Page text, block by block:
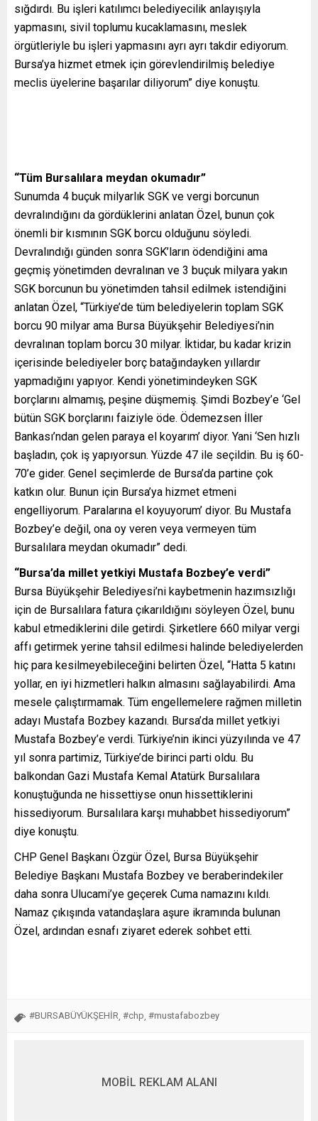
sığdırdı. Bu işleri katılımcı belediyecilik anlayışıyla
yapmasını, sivil toplumu kucaklamasını, meslek
örgütleriyle bu işleri yapmasını ayrı ayrı takdir ediyorum.
Bursa’ya hizmet etmek için görevlendirilmiş belediye
meclis üyelerine başarılar diliyorum” diye konuştu.
“Tüm Bursalılara meydan okumadır”
Sunumda 4 buçuk milyarlık SGK ve vergi borcunun
devralındığını da gördüklerini anlatan Özel, bunun çok
önemli bir kısmının SGK borcu olduğunu söyledi.
Devralındığı günden sonra SGK’ların ödendiğini ama
geçmiş yönetimden devralınan ve 3 buçuk milyara yakın
SGK borcunun bu yönetimden tahsil edilmek istendiğini
anlatan Özel, “Türkiye’de tüm belediyelerin toplam SGK
borcu 90 milyar ama Bursa Büyükşehir Belediyesi’nin
devralınan toplam borcu 30 milyar. İktidar, bu kadar krizin
içerisinde belediyeler borç batağındayken yıllardır
yapmadığını yapıyor. Kendi yönetimindeyken SGK
borçlarını almamış, peşine düşmemiş. Şimdi Bozbey’e ‘Gel
bütün SGK borçlarını faiziyle öde. Ödemezsen İller
Bankası’ndan gelen paraya el koyarım’ diyor. Yani ‘Sen hızlı
başladın, çok iş yapıyorsun. Yüzde 47 ile seçildin. Bu iş 60-
70’e gider. Genel seçimlerde de Bursa’da partine çok
katkın olur. Bunun için Bursa’ya hizmet etmeni
engelliyorum. Paralarına el koyuyorum’ diyor. Bu Mustafa
Bozbey’e değil, ona oy veren veya vermeyen tüm
Bursalılara meydan okumadır” dedi.
“Bursa’da millet yetkiyi Mustafa Bozbey’e verdi”
Bursa Büyükşehir Belediyesi’ni kaybetmenin hazımsızlığı
için de Bursalılara fatura çıkarıldığını söyleyen Özel, bunu
kabul etmediklerini dile getirdi. Şirketlere 660 milyar vergi
affı getirmek yerine tahsil edilmesi halinde belediyelerden
hiç para kesilmeyebileceğini belirten Özel, “Hatta 5 katını
yollar, en iyi hizmetleri halkın almasını sağlayabilirdi. Ama
mesele çalıştırmamak. Tüm engellemelere rağmen milletin
adayı Mustafa Bozbey kazandı. Bursa’da millet yetkiyi
Mustafa Bozbey’e verdi. Türkiye’nin ikinci yüzyılında ve 47
yıl sonra partimiz, Türkiye’de birinci parti oldu. Bu
balkondan Gazi Mustafa Kemal Atatürk Bursalılara
konuştuğunda ne hissettiyse onun hissettiklerini
hissediyorum. Bursalılara karşı muhabbet hissediyorum”
diye konuştu.
CHP Genel Başkanı Özgür Özel, Bursa Büyükşehir
Belediye Başkanı Mustafa Bozbey ve beraberindekiler
daha sonra Ulucami’ye geçerek Cuma namazını kıldı.
Namaz çıkışında vatandaşlara aşure ikramında bulunan
Özel, ardından esnafı ziyaret ederek sohbet etti.
#BURSABÜYÜKŞEHİR #chp #mustafabozbey
MOBİL REKLAM ALANI